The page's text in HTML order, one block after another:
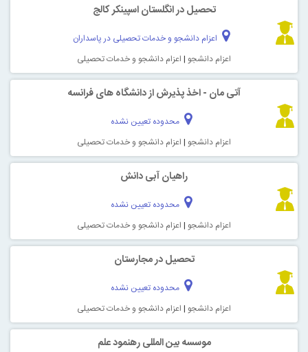
تحصیل در انگلستان اسپینکر کالج
اعزام دانشجو و خدمات تحصیلی در پاسداران
اعزام دانشجو | اعزام دانشجو و خدمات تحصیلی
آتی مان - اخذ پذیرش از دانشگاه های فرانسه
محدوده تعیین نشده
اعزام دانشجو | اعزام دانشجو و خدمات تحصیلی
راهیان آبی دانش
محدوده تعیین نشده
اعزام دانشجو | اعزام دانشجو و خدمات تحصیلی
تحصیل در مجارستان
محدوده تعیین نشده
اعزام دانشجو | اعزام دانشجو و خدمات تحصیلی
موسسه بین المللی رهنمود علم